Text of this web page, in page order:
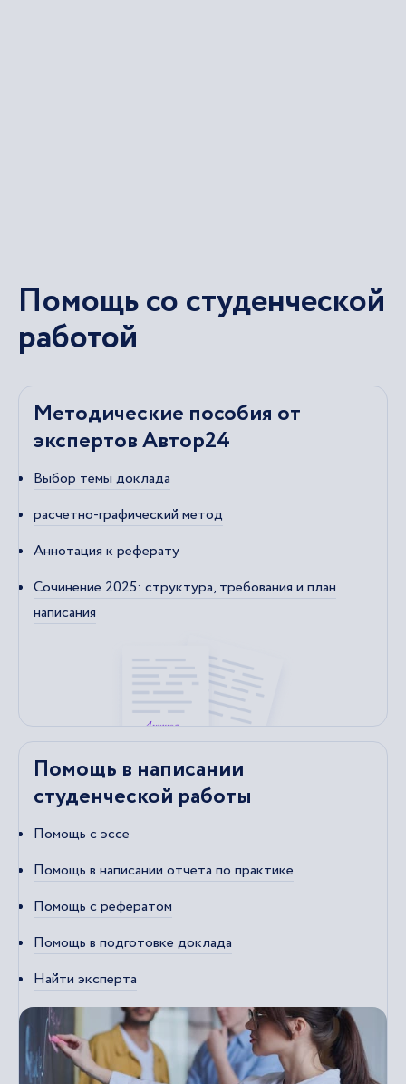
Помощь со студенческой
работой
Методические пособия от
экспертов Автор24
Выбор темы доклада
расчетно-графический метод
Аннотация к реферату
Сочинение 2025: структура, требования и план
написания
Помощь в написании
студенческой работы
Помощь с эссе
Помощь в написании отчета по практике
Помощь с рефератом
Помощь в подготовке доклада
Найти эксперта